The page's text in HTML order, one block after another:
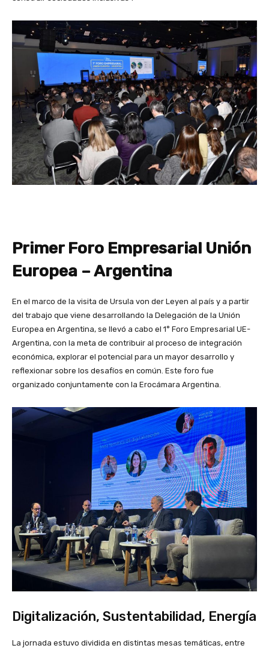
Primer Foro Empresarial Unión
Europea – Argentina
En el marco de la visita de Ursula von der Leyen al país y a partir
del trabajo que viene desarrollando la Delegación de la Unión
Europea en Argentina, se llevó a cabo el 1° Foro Empresarial UE-
Argentina, con la meta de contribuir al proceso de integración
económica, explorar el potencial para un mayor desarrollo y
reflexionar sobre los desafíos en común. Este foro fue
organizado conjuntamente con la Erocámara Argentina.
Digitalización, Sustentabilidad, Energía
La jornada estuvo dividida en distintas mesas temáticas, entre